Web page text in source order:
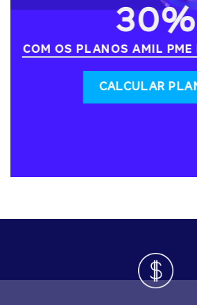
30%
COM OS PLANOS AMIL PME
CALCULAR